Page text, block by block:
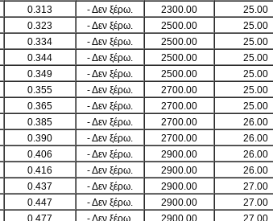
0.313 - Δεν ξέρω. 2300.00 25.00
0.323 - Δεν ξέρω. 2500.00 25.00
0.334 - Δεν ξέρω. 2500.00 25.00
0.344 - Δεν ξέρω. 2500.00 25.00
0.349 - Δεν ξέρω. 2500.00 25.00
0.355 - Δεν ξέρω. 2700.00 25.00
0.365 - Δεν ξέρω. 2700.00 25.00
0.385 - Δεν ξέρω. 2700.00 26.00
0.390 - Δεν ξέρω. 2700.00 26.00
0.406 - Δεν ξέρω. 2900.00 26.00
0.416 - Δεν ξέρω. 2900.00 26.00
0.437 - Δεν ξέρω. 2900.00 27.00
0.447 - Δεν ξέρω. 2900.00 27.00
0.477 - Δεν ξέρω. 2900.00 27.00